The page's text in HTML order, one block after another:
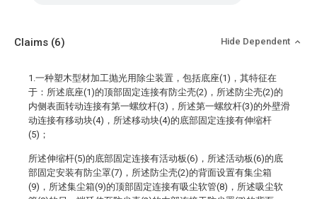
Claims (6) Hide Dependent
1.一种塑木型材加工抛光用除尘装置，包括底座(1)，其特征在
于：所述底座(1)的顶部固定连接有防尘壳(2)，所述防尘壳(2)的
内侧表面转动连接有第一螺纹杆(3)，所述第一螺纹杆(3)的外壁滑
动连接有移动块(4)，所述移动块(4)的底部固定连接有伸缩杆
(5)；
所述伸缩杆(5)的底部固定连接有活动板(6)，所述活动板(6)的底
部固定安装有防尘罩(7)，所述防尘壳(2)的背面设置有集尘箱
(9)，所述集尘箱(9)的顶部固定连接有吸尘软管(8)，所述吸尘软